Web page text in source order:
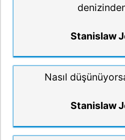
Stanislaw
Nasıl
Stanislaw